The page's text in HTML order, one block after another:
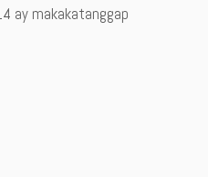
ay makakatanggap